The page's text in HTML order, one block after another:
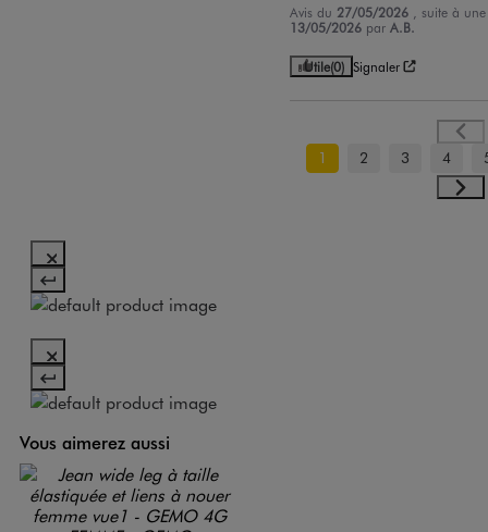
Avis du 27/05/2026
, suite à
13/05/2026 parA.B.
Utile(0) Signaler
1 2 3 4
Vous aimerez aussi